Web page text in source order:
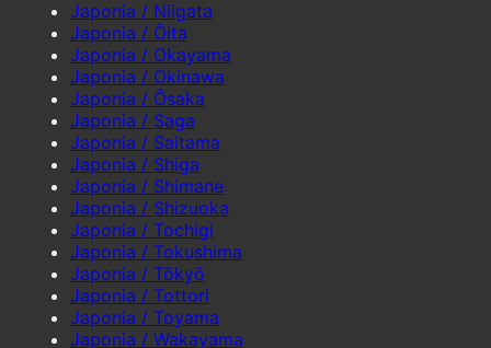
Japonia / Niigata
Japonia / Ōita
Japonia / Okayama
Japonia / Okinawa
Japonia / Ōsaka
Japonia / Saga
Japonia / Saitama
Japonia / Shiga
Japonia / Shimane
Japonia / Shizuoka
Japonia / Tochigi
Japonia / Tokushima
Japonia / Tōkyō
Japonia / Tottori
Japonia / Toyama
Japonia / Wakayama